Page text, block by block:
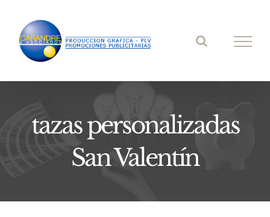
contenido
tazas personalizadas
San Valentín